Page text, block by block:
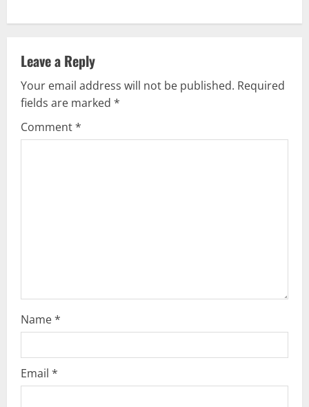
v
i
g
Leave a Reply
Your email address will not be published. Required
fields are marked *
Comment*
Name*
Email *